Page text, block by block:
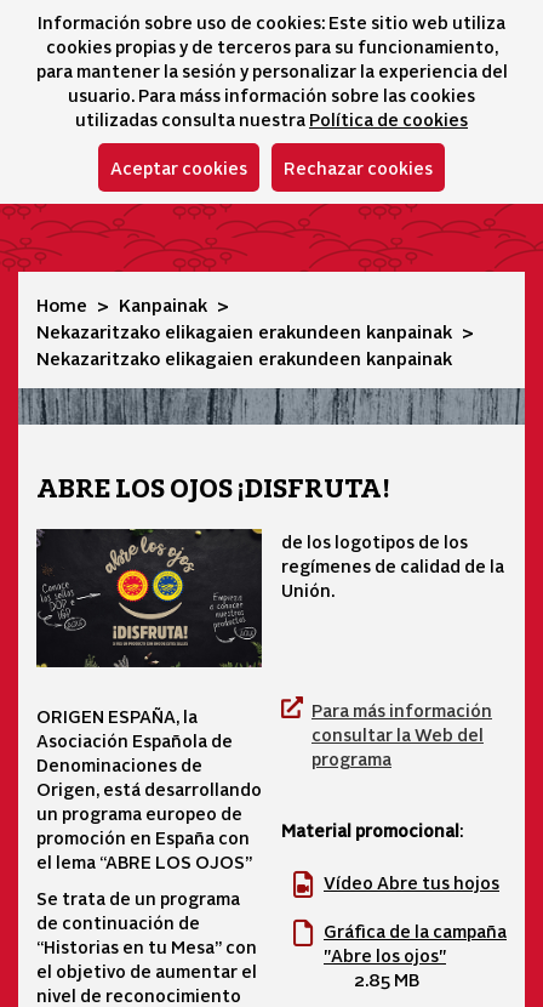
Información sobre uso de cookies: Este sitio web utiliza
cookies propias y de terceros para su funcionamiento,
para mantener la sesión y personalizar la experiencia del
usuario. Para máss información sobre las cookies
utilizadas consulta nuestra Política de cookies
Aceptar cookies Rechazar cookies
Hizkuntza-
icono
Nekazaritzako elikagaien erakundeen kanpainak
Home
Kanpainak
Nekazaritzako elikagaien erakundeen kanpainak
Nekazaritzako elikagaien erakundeen kanpainak
ABRE LOS OJOS ¡DISFRUTA!
ORIGEN ESPAÑA, la
Asociación Española de
Denominaciones de
Origen, está desarrollando
un programa europeo de
promoción en España con
el lema “ABRE LOS OJOS”
Se trata de un programa
de continuación de
“Historias en tu Mesa” con
el objetivo de aumentar el
nivel de reconocimiento
de los logotipos de los
regímenes de calidad de la
Unión.
Para más información
consultar la Web del
programa
Material promocional:
Vídeo Abre tus hojos
Gráfica de la campaña
"Abre los ojos"
2.85 MB